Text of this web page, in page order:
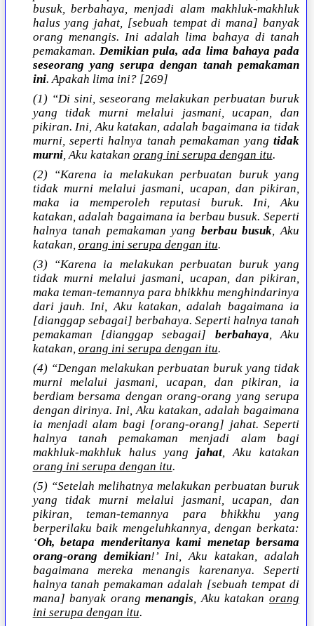
busuk, berbahaya, menjadi alam makhluk-makhluk
halus yang jahat, [sebuah tempat di mana] banyak
orang menangis. Ini adalah lima bahaya di tanah
pemakaman. Demikian pula, ada lima bahaya pada
seseorang yang serupa dengan tanah pemakaman
ini. Apakah lima ini? [269]
(1) “Di sini, seseorang melakukan perbuatan buruk
yang tidak murni melalui jasmani, ucapan, dan
pikiran. Ini, Aku katakan, adalah bagaimana ia tidak
murni, seperti halnya tanah pemakaman yang tidak
murni, Aku katakan orang ini serupa dengan itu.
(2) “Karena ia melakukan perbuatan buruk yang
tidak murni melalui jasmani, ucapan, dan pikiran,
maka ia memperoleh reputasi buruk. Ini, Aku
katakan, adalah bagaimana ia berbau busuk. Seperti
halnya tanah pemakaman yang berbau busuk, Aku
katakan, orang ini serupa dengan itu.
(3) “Karena ia melakukan perbuatan buruk yang
tidak murni melalui jasmani, ucapan, dan pikiran,
maka teman-temannya para bhikkhu menghindarinya
dari jauh. Ini, Aku katakan, adalah bagaimana ia
[dianggap sebagai] berbahaya. Seperti halnya tanah
pemakaman [dianggap sebagai] berbahaya, Aku
katakan, orang ini serupa dengan itu.
(4) “Dengan melakukan perbuatan buruk yang tidak
murni melalui jasmani, ucapan, dan pikiran, ia
berdiam bersama dengan orang-orang yang serupa
dengan dirinya. Ini, Aku katakan, adalah bagaimana
ia menjadi alam bagi [orang-orang] jahat. Seperti
halnya tanah pemakaman menjadi alam bagi
makhluk-makhluk halus yang jahat, Aku katakan
orang ini serupa dengan itu.
(5) “Setelah melihatnya melakukan perbuatan buruk
yang tidak murni melalui jasmani, ucapan, dan
pikiran, teman-temannya para bhikkhu yang
berperilaku baik mengeluhkannya, dengan berkata:
‘Oh, betapa menderitanya kami menetap bersama
orang-orang demikian!’ Ini, Aku katakan, adalah
bagaimana mereka menangis karenanya. Seperti
halnya tanah pemakaman adalah [sebuah tempat di
mana] banyak orangmenangis, Aku katakanorang
ini serupa dengan itu.